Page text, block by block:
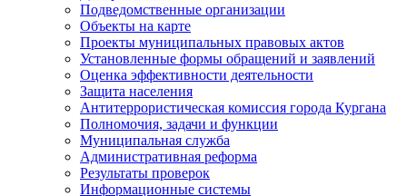
Подведомственные организации
Объекты на карте
Проекты муниципальных правовых актов
Установленные формы обращений и заявлений
Оценка эффективности деятельности
Защита населения
Антитеррористическая комиссия города Кургана
Полномочия, задачи и функции
Муниципальная служба
Административная реформа
Результаты проверок
Информационные системы